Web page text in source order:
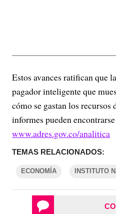
Estos avances ratifican que
pagador inteligente que
cómo se gastan los recursos
informes pueden
www.adres.gov.co/analitica
TEMAS RELACIONADOS:
ECONOMÍA INSTITUTO